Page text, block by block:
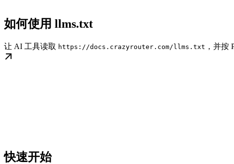
如何使用 llms.txt
让 AI 工具读取 https://docs.crazyrouter.com/llms.txt ，并按
快速开始